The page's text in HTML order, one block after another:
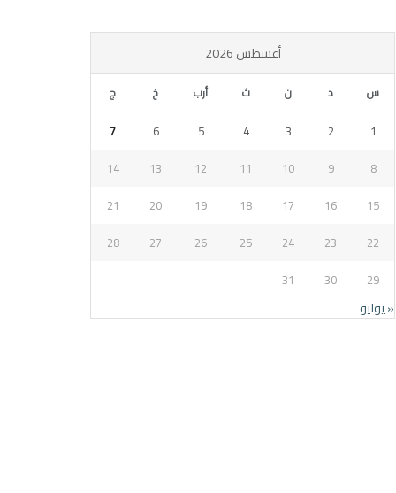
أغسطس 2026
س د ن ث أرب خ ج
1
2
3
4
5
6
7
8
9
10
11
12
13
14
15
16
17
18
19
20
21
22
23
24
25
26
27
28
29
30
31
« يوليو